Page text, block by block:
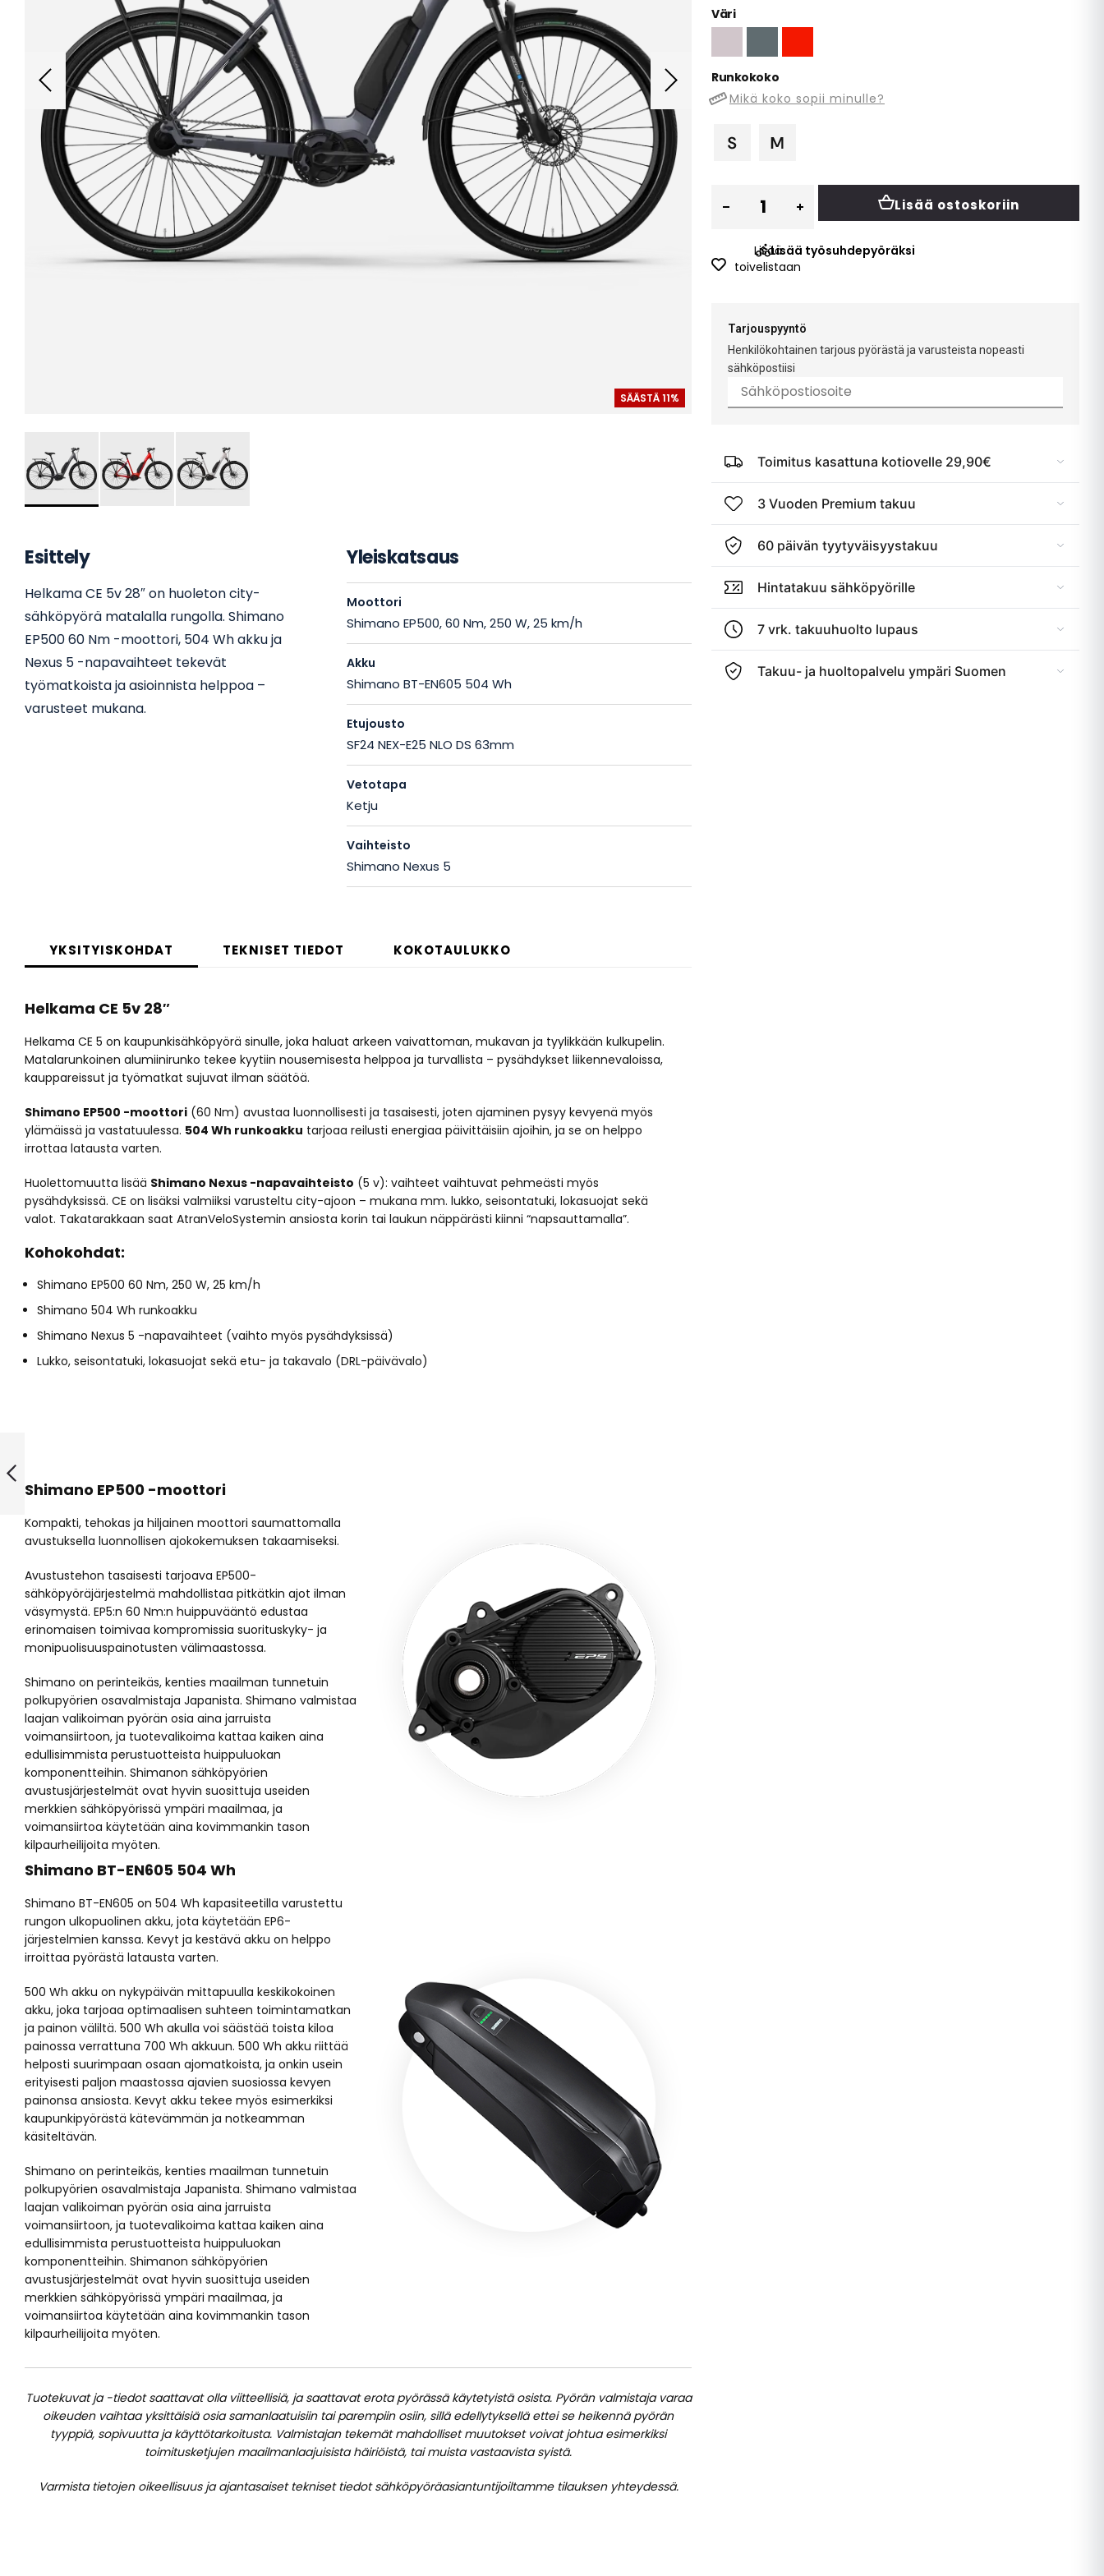
the
beginning
the
images
gallery
Esittely
Helkama CE 5v 28″ on huoleton city-
sähköpyörä matalalla rungolla. Shimano
EP500 60 Nm -moottori, 504 Wh akku ja
Nexus 5 -napavaihteet tekevät
työmatkoista ja asioinnista helppoa –
varusteet mukana.
Yleiskatsaus
Moottori
Shimano EP500, 60 Nm, 250 W, 25 km/h
Akku
Shimano BT-EN605 504 Wh
Etujousto
SF24 NEX-E25 NLO DS 63mm
Vetotapa
Ketju
Vaihteisto
Shimano Nexus 5
YKSITYISKOHDAT
Helkama CE 5v 28″
Helkama CE 5 on kaupunkisähköpyörä sinulle, joka haluat arkeen vaivattoman, mukavan ja tyylikkään kulkupelin.
Matalarunkoinen alumiinirunko tekee kyytiin nousemisesta helppoa ja turvallista – pysähdykset liikennevaloissa,
kauppareissut ja työmatkat sujuvat ilman säätöä.
Shimano EP500 -moottori (60 Nm) avustaa luonnollisesti ja tasaisesti, joten ajaminen pysyy kevyenä myös
ylämäissä ja vastatuulessa. 504 Wh runkoakku tarjoaa reilusti energiaa päivittäisiin ajoihin, ja se on helppo
irrottaa latausta varten.
Huolettomuutta lisää Shimano Nexus -napavaihteisto (5 v): vaihteet vaihtuvat pehmeästi myös
pysähdyksissä. CE on lisäksi valmiiksi varusteltu city-ajoon – mukana mm. lukko, seisontatuki, lokasuojat sekä
valot. Takatarakkaan saat AtranVeloSystemin ansiosta korin tai laukun näppärästi kiinni “napsauttamalla”.
Kohokohdat:
Shimano EP500 60 Nm, 250 W, 25 km/h
Shimano 504 Wh runkoakku
Shimano Nexus 5 -napavaihteet (vaihto myös pysähdyksissä)
Lukko, seisontatuki, lokasuojat sekä etu- ja takavalo (DRL-päivävalo)
Shimano EP500 -moottori
Kompakti, tehokas ja hiljainen moottori saumattomalla
avustuksella luonnollisen ajokokemuksen takaamiseksi.
Avustustehon tasaisesti tarjoava EP500-
sähköpyöräjärjestelmä mahdollistaa pitkätkin ajot ilman
väsymystä. EP5:n 60 Nm:n huippuvääntö edustaa
erinomaisen toimivaa kompromissia suorituskyky- ja
monipuolisuuspainotusten välimaastossa.
Shimano on perinteikäs, kenties maailman tunnetuin
polkupyörien osavalmistaja Japanista. Shimano valmistaa
laajan valikoiman pyörän osia aina jarruista
voimansiirtoon, ja tuotevalikoima kattaa kaiken aina
edullisimmista perustuotteista huippuluokan
komponentteihin. Shimanon sähköpyörien
avustusjärjestelmät ovat hyvin suosittuja useiden
merkkien sähköpyörissä ympäri maailmaa, ja
voimansiirtoa käytetään aina kovimmankin tason
kilpaurheilijoita myöten.
Shimano BT-EN605 504 Wh
Shimano BT-EN605 on 504 Wh kapasiteetilla varustettu
rungon ulkopuolinen akku, jota käytetään EP6-
järjestelmien kanssa. Kevyt ja kestävä akku on helppo
irroittaa pyörästä latausta varten.
500 Wh akku on nykypäivän mittapuulla keskikokoinen
akku, joka tarjoaa optimaalisen suhteen toimintamatkan
ja painon väliltä. 500 Wh akulla voi säästää toista kiloa
painossa verrattuna 700 Wh akkuun. 500 Wh akku riittää
helposti suurimpaan osaan ajomatkoista, ja onkin usein
erityisesti paljon maastossa ajavien suosiossa kevyen
painonsa ansiosta. Kevyt akku tekee myös esimerkiksi
kaupunkipyörästä kätevämmän ja notkeamman
käsiteltävän.
Shimano on perinteikäs, kenties maailman tunnetuin
polkupyörien osavalmistaja Japanista. Shimano valmistaa
laajan valikoiman pyörän osia aina jarruista
voimansiirtoon, ja tuotevalikoima kattaa kaiken aina
edullisimmista perustuotteista huippuluokan
komponentteihin. Shimanon sähköpyörien
avustusjärjestelmät ovat hyvin suosittuja useiden
merkkien sähköpyörissä ympäri maailmaa, ja
voimansiirtoa käytetään aina kovimmankin tason
kilpaurheilijoita myöten.
Tuotekuvat ja -tiedot saattavat olla viitteellisiä, ja saattavat erota pyörässä käytetyistä osista. Pyörän valmistaja varaa
oikeuden vaihtaa yksittäisiä osia samanlaatuisiin tai parempiin osiin, sillä edellytyksellä ettei se heikennä pyörän
tyyppiä, sopivuutta ja käyttötarkoitusta. Valmistajan tekemät mahdolliset muutokset voivat johtua esimerkiksi
toimitusketjujen maailmanlaajuisista häiriöistä, tai muista vastaavista syistä.
Varmista tietojen oikeellisuus ja ajantasaiset tekniset tiedot sähköpyöräasiantuntijoiltamme tilauksen yhteydessä.
TEKNISET TIEDOT KOKOTAULUKKO
Väri
Runkokoko
Mikä koko sopii minulle?
Lisää ostoskoriin
Lisää
toivelistaan
Lisää työsuhdepyöräksi
Tarjouspyyntö
Henkilökohtainen tarjous pyörästä ja varusteista nopeasti
sähköpostiisi
Toimitus kasattuna kotiovelle 29,90€
3 Vuoden Premium takuu
60 päivän tyytyväisyystakuu
Hintatakuu sähköpyörille
7 vrk. takuuhuolto lupaus
Takuu- ja huoltopalvelu ympäri Suomen